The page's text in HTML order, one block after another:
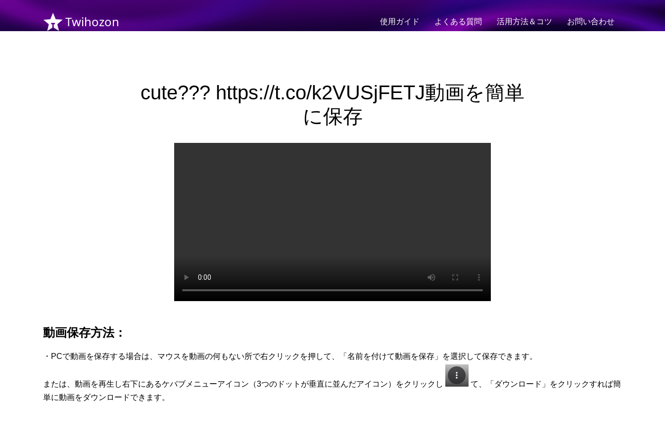
Twihozon 使用ガイド よくある質問 活用方法＆コツ お問い合わせ
cute??? https://t.co/k2VUSjFETJ動画を簡単
に保存
動画保存方法：
・PCで動画を保存する場合は、マウスを動画の何もない所で右クリックを押して、「名前を付けて動画を保存」を選択して保存できます。
または、動画を再生し右下にあるケバブメニューアイコン（3つのドットが垂直に並んだアイコン）をクリックし
て、「ダウンロード」をクリックすれば簡
単に動画をダウンロードできます。